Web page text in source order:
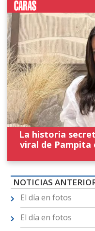
La historia
viral de Pampita
NOTICIAS
El día en fotos
El día en fotos